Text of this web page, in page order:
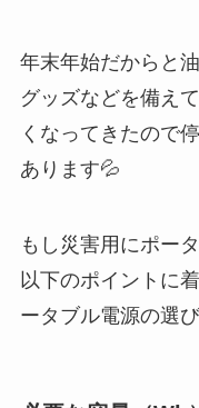
年末年始だからと
グッズなどを備え
くなってきたので
あります💦
もし災害用にポー
以下のポイントに
ータブル電源の選